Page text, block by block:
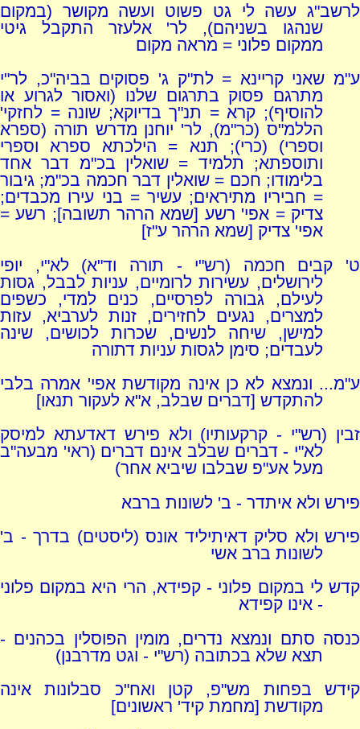
לרשב"ג עשה לי גט פשוט ועשה מקושר (במקום
שנהגו בשניהם), לר' אלעזר התקבל גיטי
ממקום פלוני = מראה מקום
ע"מ שאני קריינא = לת"ק ג' פסוקים בביה"כ, לר"י
מתרגם פסוק בתרגום שלנו (ואסור לגרוע או
להוסיף); קרא = תנ"ך בדיוקא; שונה = לחזקי'
הללמ"ס (כר"מ), לר' יוחנן מדרש תורה (ספרא
וספרי) (כרי); תנא = הילכתא ספרא וספרי
ותוספתא; תלמיד = שואלין בכ"מ דבר אחד
בלימודו; חכם = שואלין דבר חכמה בכ"מ; גיבור
= חביריו מתיראים; עשיר = בני עירו מכבדים;
צדיק = אפי' רשע [שמא הרהר תשובה]; רשע =
אפי' צדיק [שמא הרהר ע"ז]
ט' קבים חכמה (רש"י - תורה וד"א) לא"י, יופי
לירושלים, עשירות לרומיים, עניות לבבל, גסות
לעילם, גבורה לפרסיים, כנים למדי, כשפים
למצרים, נגעים לחזירים, זנות לערביא, עזות
למישן, שיחה לנשים, שכרות לכושים, שינה
לעבדים; סימן לגסות עניות דתורה
ע"מ... ונמצא לא כן אינה מקודשת אפי' אמרה בלבי
להתקדש [דברים שבלב, א"א לעקור תנאו]
זבין (רש"י - קרקעותיו) ולא פירש דאדעתא למיסק
לא"י - דברים שבלב אינם דברים (ראי' מבעה"ב
מעל אע"פ שבלבו שיביא אחר)
פירש ולא איתדר - ב' לשונות ברבא
פירש ולא סליק דאיתיליד אונס (ליסטים) בדרך - ב'
לשונות ברב אשי
קדש לי במקום פלוני - קפידא, הרי היא במקום פלוני
- אינו קפידא
כנסה סתם ונמצא נדרים, מומין הפוסלין בכהנים -
תצא שלא בכתובה (רש"י - וגט מדרבנן)
קידש בפחות מש"פ, קטן ואח"כ סבלונות אינה
מקודשת [מחמת קיד' ראשונים]